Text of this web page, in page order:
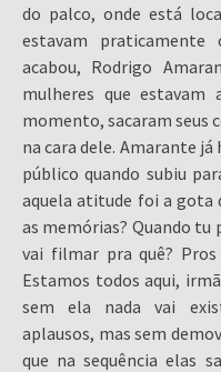
do palco, onde está
estavam praticamente
acabou, Rodrigo
mulheres que
momento, sacaram seus
na cara dele. Amarante
público quando subiu
aquela atitude foi a gota
as memórias? Quando tu
vai filmar pra quê?
Estamos todos aqui,
sem ela nada vai
aplausos, mas sem
que na sequência elas